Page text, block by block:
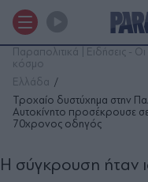
Παραπολιτικά | Ειδήσεις -
κόσμο
Ελλάδα
Τροχαίο δυστύχημα στην
Αυτοκίνητο προσέκρουσε
70χρονος οδηγός
Η σύγκρουση ήταν